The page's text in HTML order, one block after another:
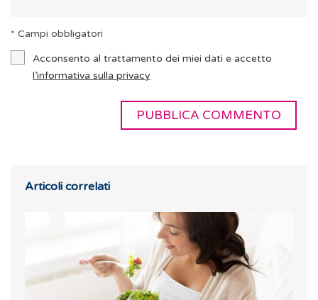
* Campi obbligatori
Acconsento al trattamento dei miei dati e accetto
l’informativa sulla privacy
Articoli correlati